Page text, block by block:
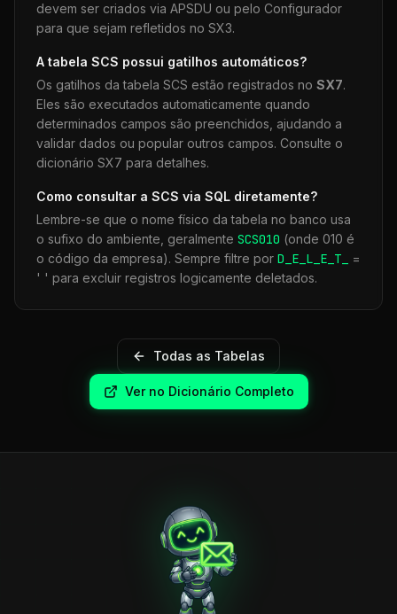
devem ser criados via APSDU ou pelo Configurador
para que sejam refletidos no SX3.
A tabela SCS possui gatilhos automáticos?
Os gatilhos da tabela SCS estão registrados no SX7.
Eles são executados automaticamente quando
determinados campos são preenchidos, ajudando a
validar dados ou popular outros campos. Consulte o
dicionário SX7 para detalhes.
Como consultar a SCS via SQL diretamente?
Lembre-se que o nome físico da tabela no banco usa
o sufixo do ambiente, geralmente SCS010 (onde 010 é
o código da empresa). Sempre filtre por D_E_L_E_T_
=
' ' para excluir registros logicamente deletados.
Todas as Tabelas
Ver no Dicionário Completo